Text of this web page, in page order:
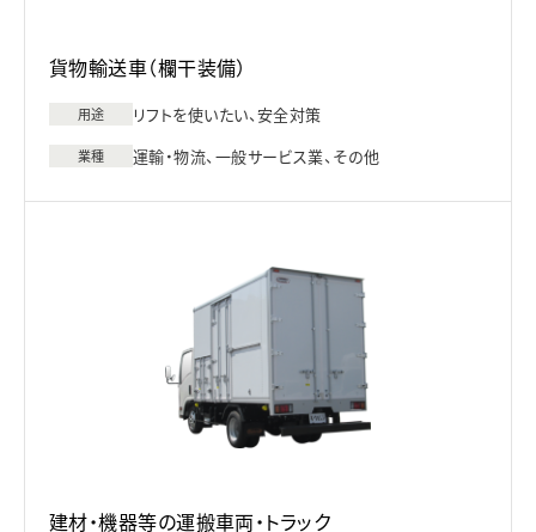
貨物輸送車（欄干装備）
用途 リフトを使いたい、安全対策
業種 運輸・物流、一般サービス業、その他
建材・機器等の運搬車両・トラック